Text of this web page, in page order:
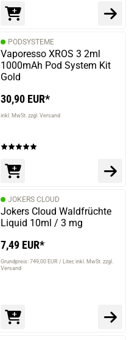
PODSYSTEME
Vaporesso XROS 3 2ml
1000mAh Pod System Kit
Gold
30,90 EUR*
inkl. MwSt. zzgl. Versand
JOKERS CLOUD
Jokers Cloud Waldfrüchte
Liquid 10ml / 3 mg
7,49 EUR*
Grundpreis: 749,00 EUR / Liter inkl. MwSt. zzgl.
Versand